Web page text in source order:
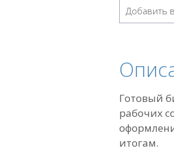
Добавить
Готовый
рабочих
итогам.